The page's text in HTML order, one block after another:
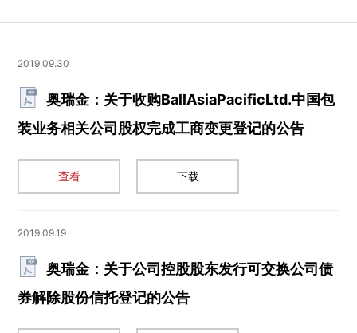
2019.09.30
奥瑞金：关于收购BallAsiaPacificLtd.中国包
装业务相关公司股权完成工商变更登记的公告
查看 下载
2019.09.19
奥瑞金：关于公司控股股东发行可交换公司债
券解除股份信托登记的公告